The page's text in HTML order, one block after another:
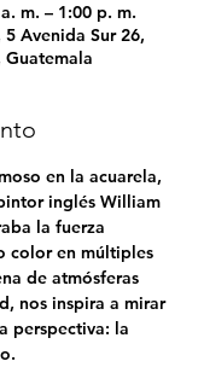
m. – 1:00 p. m.
Avenida Sur 26,
en la acuarela,
inglés William
la fuerza
color en múltiples
de atmósferas
nos inspira a mirar
perspectiva: la